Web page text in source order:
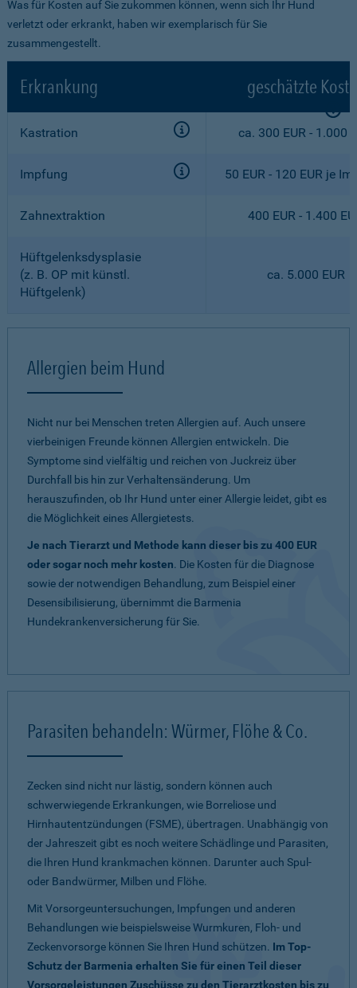
Was für Kosten auf Sie zukommen können, wenn sich Ihr Hund
verletzt oder erkrankt, haben wir exemplarisch für Sie
zusammengestellt.
Erkrankung geschätzte
Kastration ca. 300 EUR - 1.000
Impfung 50 EUR - 120 EUR je
Zahnextraktion 400 EUR - 1.400
Hüftgelenksdysplasie
(z. B. OP mit künstl.
Hüftgelenk)
ca. 5.000 EUR
Allergien beim Hund
Nicht nur bei Menschen treten Allergien auf. Auch unsere
vierbeinigen Freunde können Allergien entwickeln. Die
Symptome sind vielfältig und reichen von Juckreiz über
Durchfall bis hin zur Verhaltensänderung. Um
herauszufinden, ob Ihr Hund unter einer Allergie leidet, gibt es
die Möglichkeit eines Allergietests.
Je nach Tierarzt und Methode kann dieser bis zu 400 EUR
oder sogar noch mehr kosten. Die Kosten für die Diagnose
sowie der notwendigen Behandlung, zum Beispiel einer
Desensibilisierung, übernimmt die Barmenia
Hundekrankenversicherung für Sie.
Parasiten behandeln: Würmer, Flöhe & Co.
Zecken sind nicht nur lästig, sondern können auch
schwerwiegende Erkrankungen, wie Borreliose und
Hirnhautentzündungen (FSME), übertragen. Unabhängig von
der Jahreszeit gibt es noch weitere Schädlinge und Parasiten,
die Ihren Hund krankmachen können. Darunter auch Spul-
oder Bandwürmer, Milben und Flöhe.
Mit Vorsorgeuntersuchungen, Impfungen und anderen
Behandlungen wie beispielsweise Wurmkuren, Floh- und
Zeckenvorsorge können Sie Ihren Hund schützen. Im Top-
Schutz der Barmenia erhalten Sie für einen Teil dieser
Vorsorgeleistungen Zuschüsse zu den Tierarztkosten bis zu